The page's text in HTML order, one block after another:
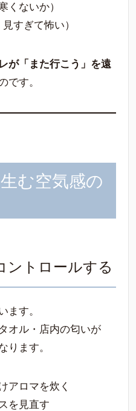
くないか）
すぎて怖い）
が「また行こう」を遠
です。
む空気感の
トロールする
ます。
オル・店内の匂いが
ります。
アロマを炊く
を見直す